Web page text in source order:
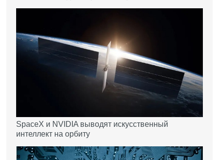
SpaceX и NVIDIA выводят искусственный
интеллект на орбиту